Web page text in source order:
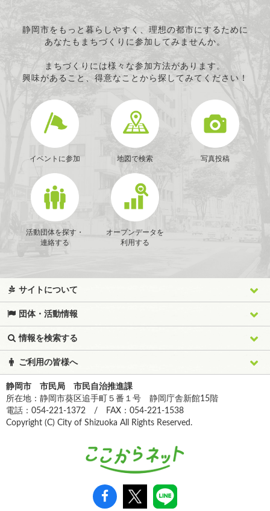
静岡市をもっと暮らしやすく、理想の都市にするために
あなたもまちづくりに参加してみませんか。
まちづくりには様々な参加方法があります。
興味があること、得意なことから探してみてください！
イベントに参加 地図で検索 写真投稿
活動団体を探す・
連絡する
オープンデータを
利用する
サイトについて
団体・活動情報
情報を検索する
ご利用の皆様へ
静岡市 市民局 市民自治推進課
所在地：静岡市葵区追手町５番１号 静岡庁舎新館15階
電話：054-221-1372 / FAX：054-221-1538
Copyright (C) City of Shizuoka All Rights Reserved.